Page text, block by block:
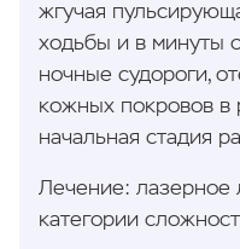
жгучая
ходьбы и в минуты
ночные судороги,
кожных покровов в
начальная стадия
Лечение: лазерное
категории